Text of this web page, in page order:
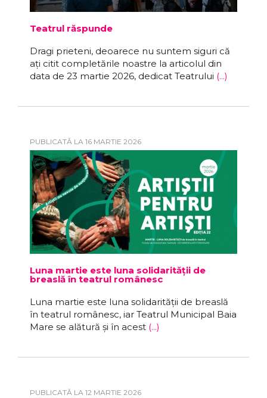
Teatrul răspunde
Dragi prieteni, deoarece nu suntem siguri că
ați citit completările noastre la articolul din
data de 23 martie 2026, dedicat Teatrului (...)
PUBLICATĂ LA 16 MARTIE 2026
Luna martie este luna solidarității de
breaslă în teatrul românesc
Luna martie este luna solidarității de breaslă
în teatrul românesc, iar Teatrul Municipal Baia
Mare se alătură și în acest (...)
PUBLICATĂ LA 12 MARTIE 2026